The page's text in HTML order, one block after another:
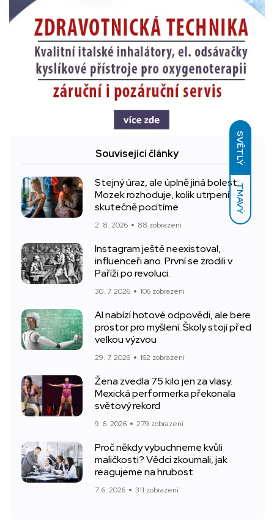
SVĚTLÝ
TMAVÝ
Související články
Stejný úraz, ale úplně jiná bolest.
Mozek rozhoduje, kolik utrpení
skutečně pocítíme
2. 8. 2026 88 zobrazení
Instagram ještě neexistoval,
influenceři ano. První se zrodili v
Paříži po revoluci.
30. 7. 2026 106 zobrazení
AI nabízí hotové odpovědi, ale bere
prostor pro myšlení. Školy stojí před
velkou výzvou
29. 7. 2026 162 zobrazení
Žena zvedla 75 kilo jen za vlasy.
Mexická performerka překonala
světový rekord
9. 6. 2026 279 zobrazení
Proč někdy vybuchneme kvůli
maličkosti? Vědci zkoumali, jak
reagujeme na hrubost
7. 6. 2026 311 zobrazení